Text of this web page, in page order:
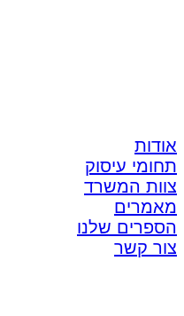
אודות
תחומי עיסוק
צוות המשרד
מאמרים
הספרים שלנו
צור קשר